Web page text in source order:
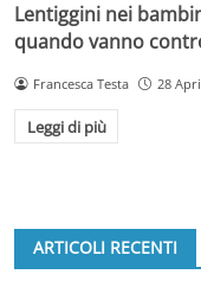
Lentiggini nei
quando vanno
Francesca Testa 28
Leggi di più
ARTICOLI RECENTI